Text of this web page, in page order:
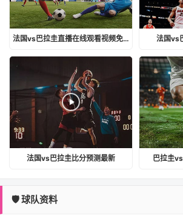
法国vs巴拉圭直播在线观看视频免费 法国vs
法国vs巴拉圭比分预测最新 巴拉圭
🛡️ 球队资料